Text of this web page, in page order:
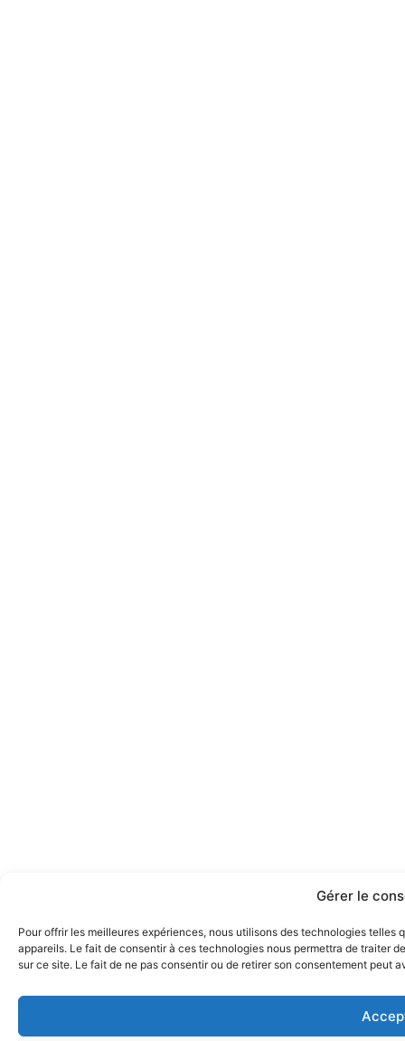
Gérer le
Pour offrir les meilleures expériences, nous utilisons des technologies
appareils. Le fait de consentir à ces technologies nous permettra de traiter
sur ce site. Le fait de ne pas consentir ou de retirer son consentement